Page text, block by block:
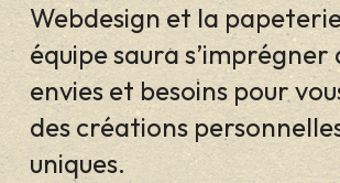
Webdesign et la
équipe saura s’imprégner
envies et besoins pour
des créations
uniques.